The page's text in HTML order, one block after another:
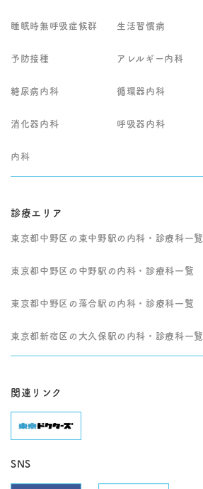
睡眠時無呼吸症候群 生活習慣病
予防接種 アレルギー内科
糖尿病内科 循環器内科
消化器内科 呼吸器内科
内科
診療エリア
東京都中野区の東中野駅の内科・診療科一覧
東京都中野区の中野駅の内科・診療科一覧
東京都中野区の落合駅の内科・診療科一覧
東京都新宿区の大久保駅の内科・診療科一覧
関連リンク
SNS